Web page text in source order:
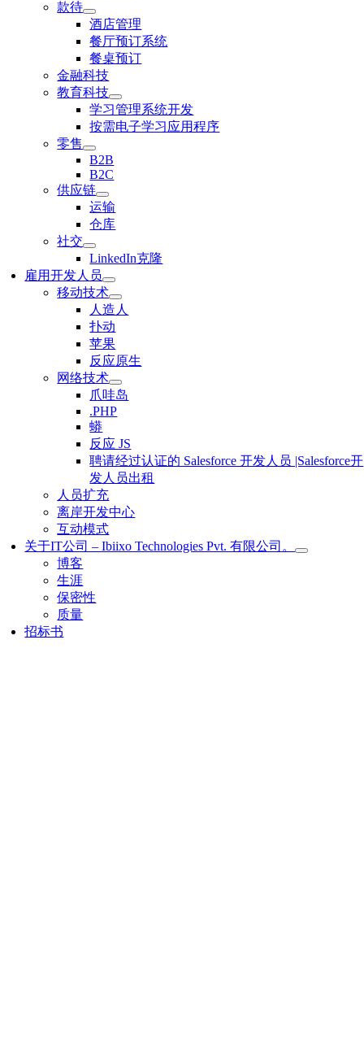
款待
酒店管理
餐厅预订系统
餐桌预订
金融科技
教育科技
学习管理系统开发
按需电子学习应用程序
零售
B2B
B2C
供应链
运输
仓库
社交
LinkedIn克隆
雇用开发人员
移动技术
人造人
扑动
苹果
反应原生
网络技术
爪哇岛
.PHP
蟒
反应 JS
聘请经过认证的 Salesforce 开发人员 |Salesforce开
发人员出租
人员扩充
离岸开发中心
互动模式
关于IT公司 – Ibiixo Technologies Pvt. 有限公司。
博客
生涯
保密性
质量
招标书